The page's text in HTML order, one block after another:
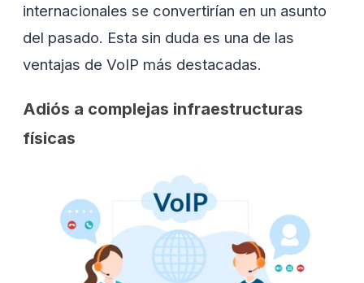
internacionales se convertirían en un asunto
del pasado. Esta sin duda es una de las
ventajas de VoIP más destacadas.
Adiós a complejas infraestructuras
físicas